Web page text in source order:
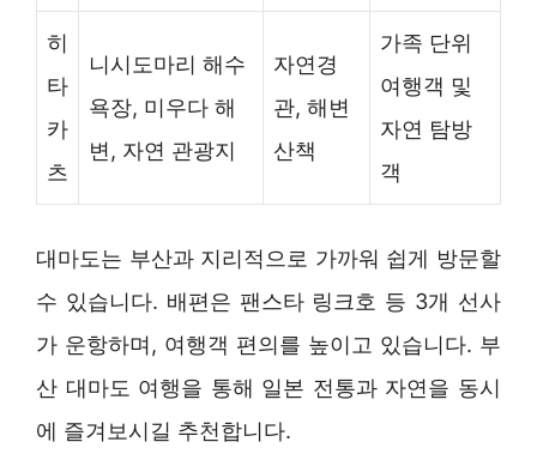
히
타
카
츠
니시도마리 해수
욕장, 미우다 해
변, 자연 관광지
자연경
관, 해변
산책
가족 단위
여행객 및
자연 탐방
객
대마도는 부산과 지리적으로 가까워 쉽게 방문할
수 있습니다. 배편은 팬스타 링크호 등 3개 선사
가 운항하며, 여행객 편의를 높이고 있습니다. 부
산 대마도 여행을 통해 일본 전통과 자연을 동시
에 즐겨보시길 추천합니다.